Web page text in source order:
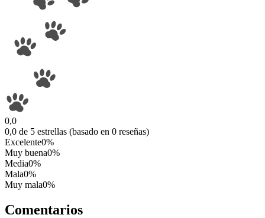
0,0
0,0 de 5 estrellas (basado en 0 reseñas)
Excelente0%
Muy buena0%
Media0%
Mala0%
Muy mala0%
Comentarios